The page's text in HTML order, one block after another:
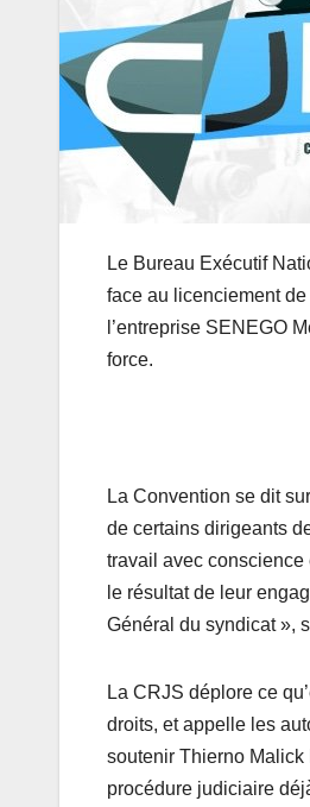
Le Bureau Exécutif
face au licenciement
l’entreprise SENEGO
force.
La Convention se dit
de certains dirigeants
travail avec
le résultat de leur
Général du syndicat »,
La CRJS déplore ce
droits, et appelle les
soutenir Thierno
procédure judiciaire